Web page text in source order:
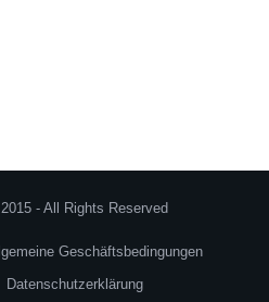
- All Rights Reserved
Geschäftsbedingungen
Datenschutzerklärung